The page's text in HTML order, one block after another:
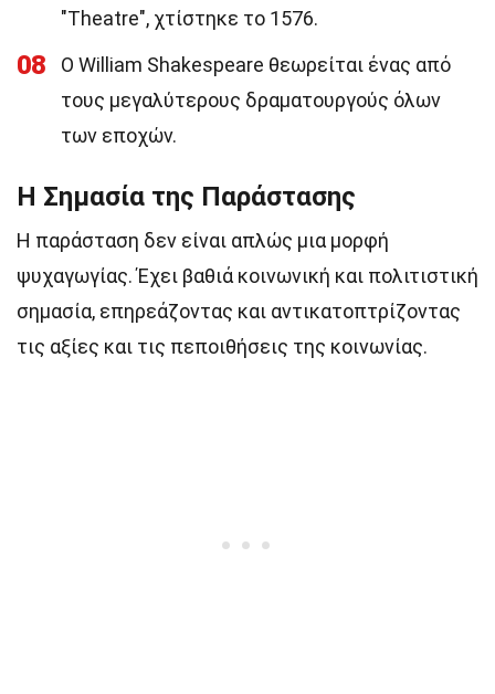
"Theatre", χτίστηκε το 1576.
08
Ο William Shakespeare θεωρείται ένας από
τους μεγαλύτερους δραματουργούς όλων
των εποχών.
Η Σημασία της Παράστασης
Η παράσταση δεν είναι απλώς μια μορφή
ψυχαγωγίας. Έχει βαθιά κοινωνική και πολιτιστική
σημασία, επηρεάζοντας και αντικατοπτρίζοντας
τις αξίες και τις πεποιθήσεις της κοινωνίας.